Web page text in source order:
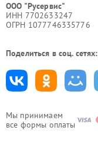
Мы принимаем
все формы оплаты
ООО "Русервис"
ИНН 7702633247
ОГРН 1077746335776
Поделиться в соц. сетях: